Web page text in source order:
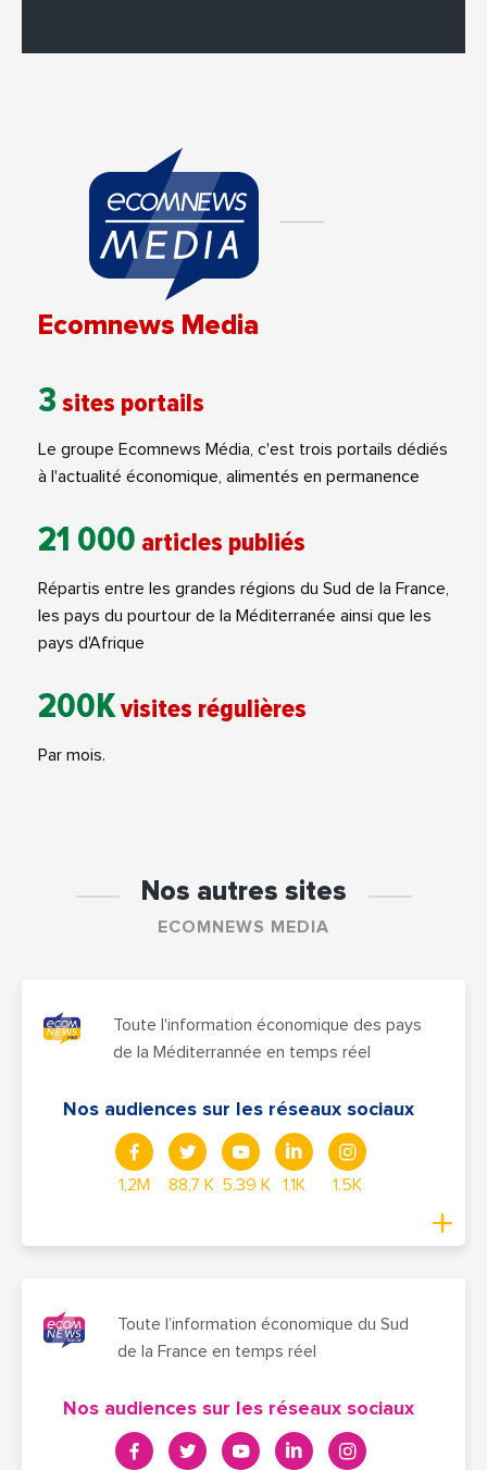
Ecomnews Media
3 sites portails
Le groupe Ecomnews Média, c'est trois portails dédiés
à l'actualité économique, alimentés en permanence
21 000 articles publiés
Répartis entre les grandes régions du Sud de la France,
les pays du pourtour de la Méditerranée ainsi que les
pays d'Afrique
200Kvisites régulières
Par mois.
Nos autres sites
ECOMNEWS MEDIA
Toute l'information économique des pays
de la Méditerrannée en temps réel
Nos audiences sur les réseaux sociaux
1,2M 88,7 K 5.39 K 1,1K 1.5K
Toute l’information économique du Sud
de la France en temps réel
Nos audiences sur les réseaux sociaux